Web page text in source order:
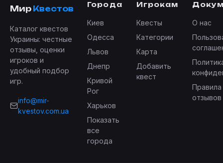
Мир Квестов
Каталог квестов
Украины: честные
отзывы, оценки
игроков и
удобный подбор
игр.
info@mir-
kvestov.com.ua
Города
Киев
Одесса
Львов
Днепр
Кривой
Рог
Харьков
Показать
все
города
Игрокам
Квесты
Категории
Карта
Добавить
квест
О нас
отзывов